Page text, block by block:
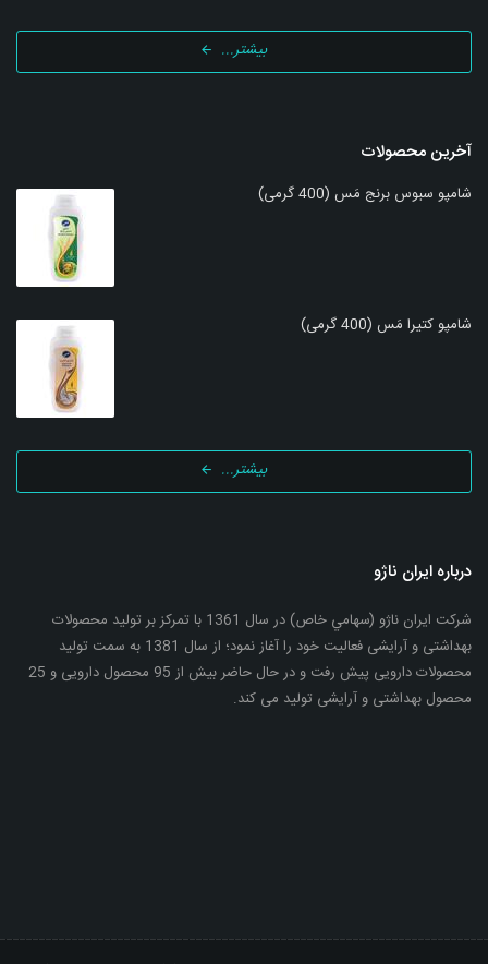
بیشتر...
آخرین محصولات
شامپو سبوس برنج مَس (400 گرمی)
شامپو کتیرا مَس (400 گرمی)
بیشتر...
درباره ایران ناژو
شرکت ایران ناژو (سهامي خاص) در سال 1361 با تمرکز بر تولید محصولات
بهداشتی و آرایشی فعالیت خود را آغاز نمود؛ از سال 1381 به سمت تولید
محصولات دارویی پیش رفت و در حال حاضر بیش از 95 محصول دارویی و 25
محصول بهداشتی و آرایشی تولید می کند.